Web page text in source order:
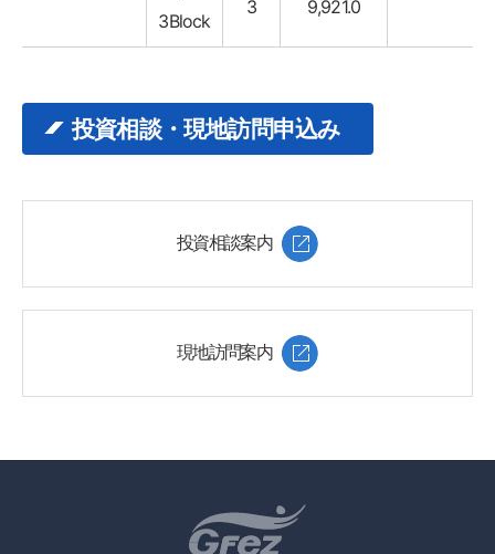
3Block
3 9,921.0
投資相談・現地訪問申込み
投資相談案内
現地訪問案内